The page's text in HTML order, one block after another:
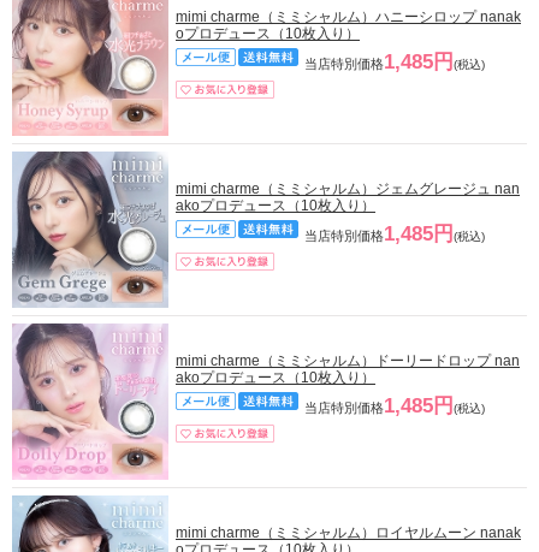
mimi charme（ミミシャルム）ハニーシロップ nanak
oプロデュース（10枚入り）
当店特別価格1,485円 (税込)
mimi charme（ミミシャルム）ジェムグレージュ nan
akoプロデュース（10枚入り）
当店特別価格1,485円 (税込)
mimi charme（ミミシャルム）ドーリードロップ nan
akoプロデュース（10枚入り）
当店特別価格1,485円 (税込)
mimi charme（ミミシャルム）ロイヤルムーン nanak